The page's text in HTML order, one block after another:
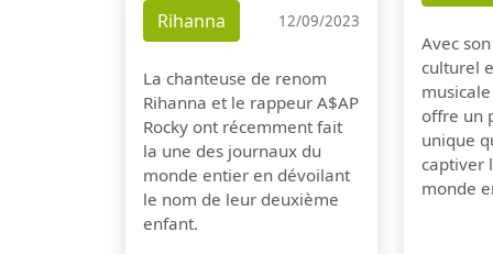
Rihanna 12/09/2023
La chanteuse de renom
Rihanna et le rappeur A$AP
Rocky ont récemment fait
la une des journaux du
monde entier en dévoilant
le nom de leur deuxième
enfant.
Avec
culturel
offre un
unique
captiver
monde